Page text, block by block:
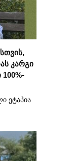
კარგი
100%-
ეტაპია